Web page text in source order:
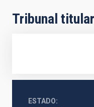
Tribunal titular
ESTADO